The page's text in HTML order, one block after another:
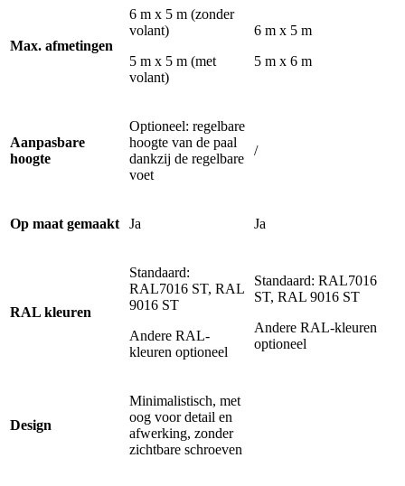
Max. afmetingen
6 m x 5 m (zonder
volant)
5 m x 5 m (met
volant)
6 m x 5 m
5 m x 6 m
Aanpasbare
hoogte
Optioneel: regelbare
hoogte van de paal
dankzij de regelbare
voet
/
Op maat gemaakt Ja Ja
RAL kleuren
Standaard:
RAL7016 ST, RAL
9016 ST
Andere RAL-
kleuren optioneel
Standaard: RAL7016
ST, RAL 9016 ST
Andere RAL-kleuren
optioneel
Design
Minimalistisch, met
oog voor detail en
afwerking, zonder
zichtbare schroeven